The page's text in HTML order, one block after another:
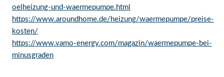
oelheizung-und-waermepumpe.html
https://www.aroundhome.de/heizung/waermepumpe/preise-
kosten/
https://www.vamo-energy.com/magazin/waermepumpe-bei-
minusgraden